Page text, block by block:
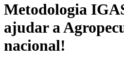
Metodologia
ajudar a
nacional!